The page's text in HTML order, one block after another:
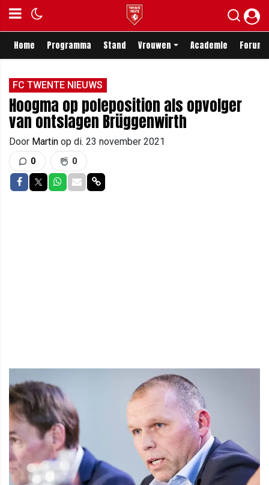
Home Programma Stand Vrouwen Academie Forum
FC TWENTE NIEUWS
Hoogma op poleposition als opvolger
van ontslagen Brüggenwirth
Door Martin op di. 23 november 2021
0 0
Delen op Facebook
Delen op Twitter
Delen op Whatsapp
Delen via Mail
Delen via link